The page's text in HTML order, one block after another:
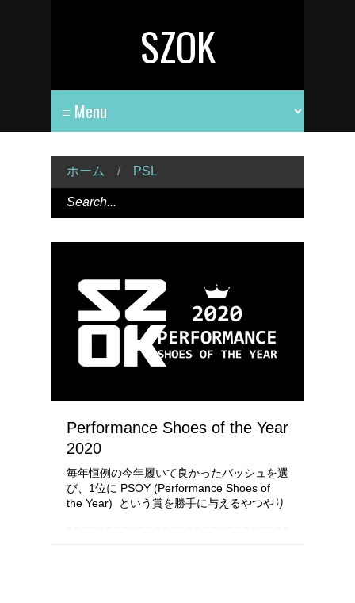
SZOK
ホーム / PSL
Performance Shoes of the Year
2020
毎年恒例の今年履いて良かったバッシュを選
び、1位に PSOY (Performance Shoes of
the Year) という賞を勝手に与えるやつやり